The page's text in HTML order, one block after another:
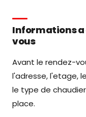
Informations
vous
Avant le rendez-
l'adresse, l'etage,
le type de
place.